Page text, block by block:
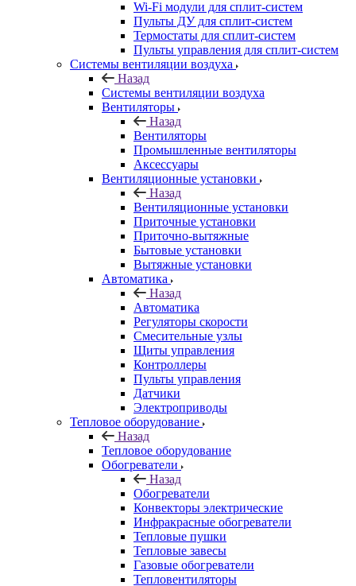
Wi-Fi модули для сплит-систем
Пульты ДУ для сплит-систем
Термостаты для сплит-систем
Пульты управления для сплит-систем
Системы вентиляции воздуха
Назад
Системы вентиляции воздуха
Вентиляторы
Назад
Вентиляторы
Промышленные вентиляторы
Аксессуары
Вентиляционные установки
Назад
Вентиляционные установки
Приточные установки
Приточно-вытяжные
Бытовые установки
Вытяжные установки
Автоматика
Назад
Автоматика
Регуляторы скорости
Смесительные узлы
Щиты управления
Контроллеры
Пульты управления
Датчики
Электроприводы
Тепловое оборудование
Назад
Тепловое оборудование
Обогреватели
Назад
Обогреватели
Конвекторы электрические
Инфракрасные обогреватели
Тепловые пушки
Тепловые завесы
Газовые обогреватели
Тепловентиляторы